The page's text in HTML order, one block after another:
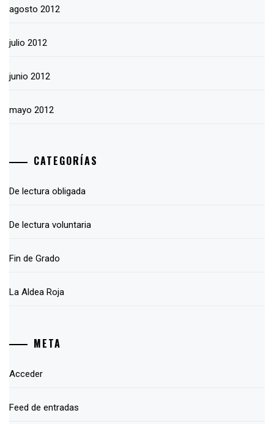
agosto 2012
julio 2012
junio 2012
mayo 2012
CATEGORÍAS
De lectura obligada
De lectura voluntaria
Fin de Grado
La Aldea Roja
META
Acceder
Feed de entradas